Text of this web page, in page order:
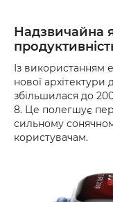
Надзвичайна
Із використанням
нової архітектури
збільшилася до
8. Це полегшує
сильному
користувачам.